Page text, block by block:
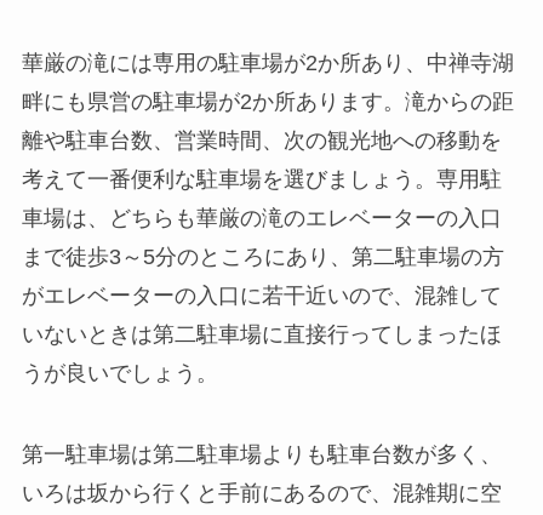
華厳の滝には専用の駐車場が2か所あり、中禅寺湖
畔にも県営の駐車場が2か所あります。滝からの距
離や駐車台数、営業時間、次の観光地への移動を
考えて一番便利な駐車場を選びましょう。専用駐
車場は、どちらも華厳の滝のエレベーターの入口
まで徒歩3～5分のところにあり、 第二駐車場の方
がエレベーターの入口に若干近いので、混雑して
いないときは第二駐車場に直接行ってしまったほ
うが良いでしょう。
第一駐車場は第二駐車場よりも駐車台数が多く、
いろは坂から行くと手前にあるので、混雑期に空